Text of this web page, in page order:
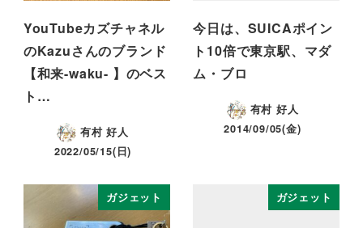
YouTubeカズチャネル
のKazuさんのブランド
【和来-waku- 】のベス
ト…
有村 好人
2022/05/15(日)
今日は、SUICAポイン
ト10倍で東京駅、マダ
ム・ブロ
有村 好人
2014/09/05(金)
ガジェット ガジェット